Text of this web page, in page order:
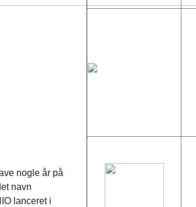
nogle år på
navn
lanceret i